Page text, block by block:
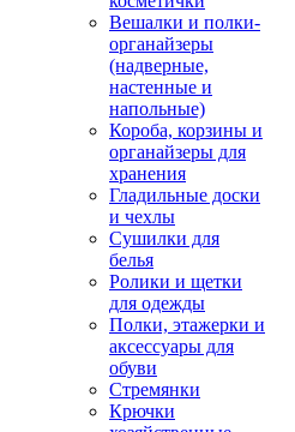
Вешалки и полки-
органайзеры
(надверные,
настенные и
напольные)
Короба, корзины и
органайзеры для
хранения
Гладильные доски
и чехлы
Сушилки для
белья
Ролики и щетки
для одежды
Полки, этажерки и
аксессуары для
обуви
Стремянки
Крючки